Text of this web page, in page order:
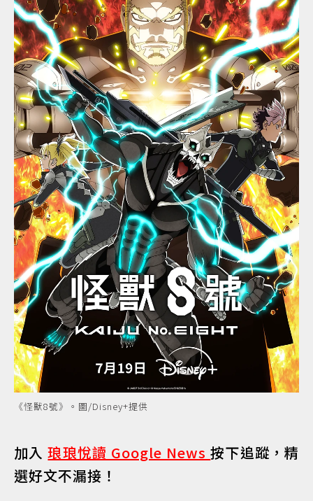
《怪獸8號》。圖/Disney+提供
加入琅琅悅讀 Google News按下追蹤，精
選好文不漏接！